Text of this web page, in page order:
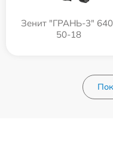
Зенит "ГРАНЬ-3"
50-18